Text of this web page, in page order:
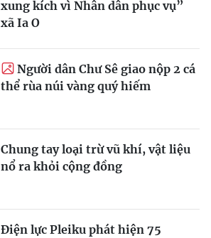
xung kích vì Nhân dân phục vụ”
xã Ia O
Người dân Chư Sê giao nộp 2 cá
thể rùa núi vàng quý hiếm
Chung tay loại trừ vũ khí, vật liệu
nổ ra khỏi cộng đồng
Điện lực Pleiku phát hiện 75